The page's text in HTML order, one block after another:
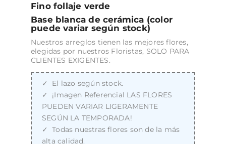
Fino follaje verde
Base blanca de cerámica (color
puede variar según stock)
Nuestros arreglos tienen las mejores flores,
elegidas por nuestros Floristas, SOLO PARA
CLIENTES EXIGENTES.
El lazo según stock.
¡Imagen Referencial LAS FLORES
PUEDEN VARIAR LIGERAMENTE
SEGÚN LA TEMPORADA!
Todas nuestras flores son de la más
alta calidad.